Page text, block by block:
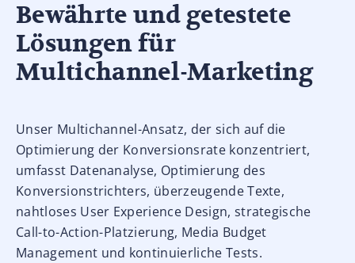
Bewährte und getestete
Lösungen für
Multichannel-Marketing
Unser Multichannel-Ansatz, der sich auf die
Optimierung der Konversionsrate konzentriert,
umfasst Datenanalyse, Optimierung des
Konversionstrichters, überzeugende Texte,
nahtloses User Experience Design, strategische
Call-to-Action-Platzierung, Media Budget
Management und kontinuierliche Tests.